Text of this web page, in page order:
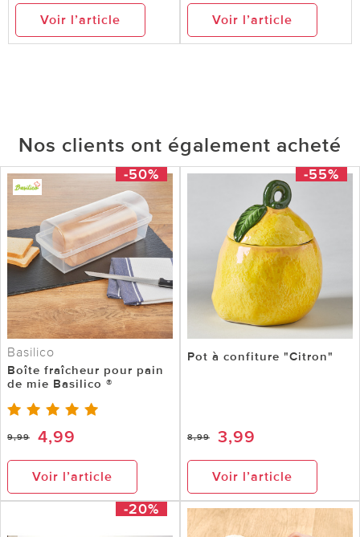
Voir l’article Voir l’article
Nos clients ont également acheté
-50%
Basilico
Boîte fraîcheur pour pain
de mie Basilico ®
9,99 4,99
Voir l’article
-55%
Pot à confiture "Citron"
8,99 3,99
Voir l’article
-20%